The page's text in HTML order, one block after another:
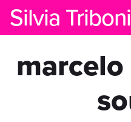
Silvia Triboni